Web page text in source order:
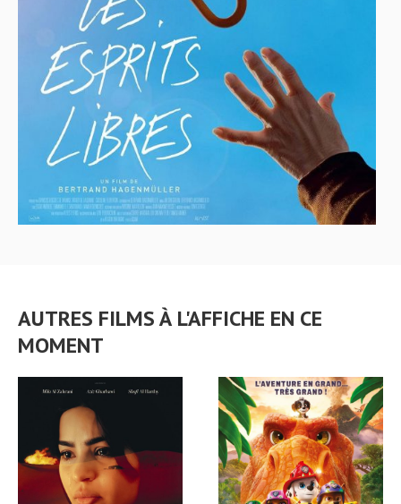
AUTRES FILMS À L'AFFICHE EN CE
MOMENT